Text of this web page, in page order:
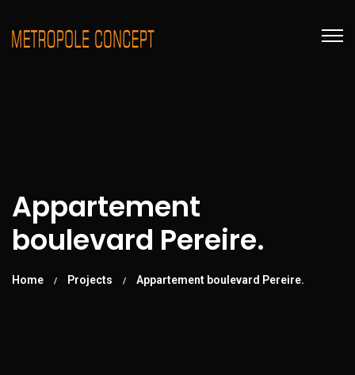
Appartement
boulevard Pereire.
Home / Projects / Appartement boulevard Pereire.